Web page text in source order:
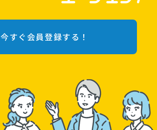
今すぐ会員登録する！